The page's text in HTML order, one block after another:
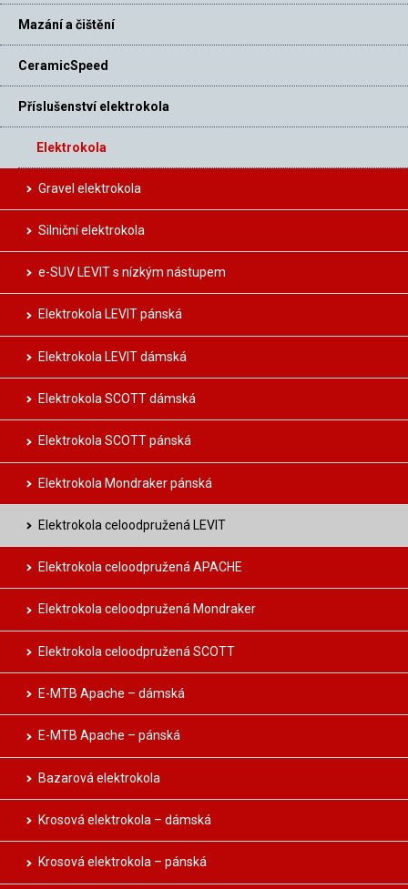
Mazání a čištění
CeramicSpeed
Příslušenství elektrokola
Elektrokola
Gravel elektrokola
Silniční elektrokola
e-SUV LEVIT s nízkým nástupem
Elektrokola LEVIT pánská
Elektrokola LEVIT dámská
Elektrokola SCOTT dámská
Elektrokola SCOTT pánská
Elektrokola Mondraker pánská
Elektrokola celoodpružená LEVIT
Elektrokola celoodpružená APACHE
Elektrokola celoodpružená Mondraker
Elektrokola celoodpružená SCOTT
E-MTB Apache – dámská
E-MTB Apache – pánská
Bazarová elektrokola
Krosová elektrokola – dámská
Krosová elektrokola – pánská